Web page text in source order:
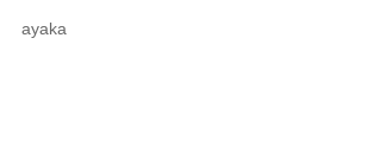
ayaka